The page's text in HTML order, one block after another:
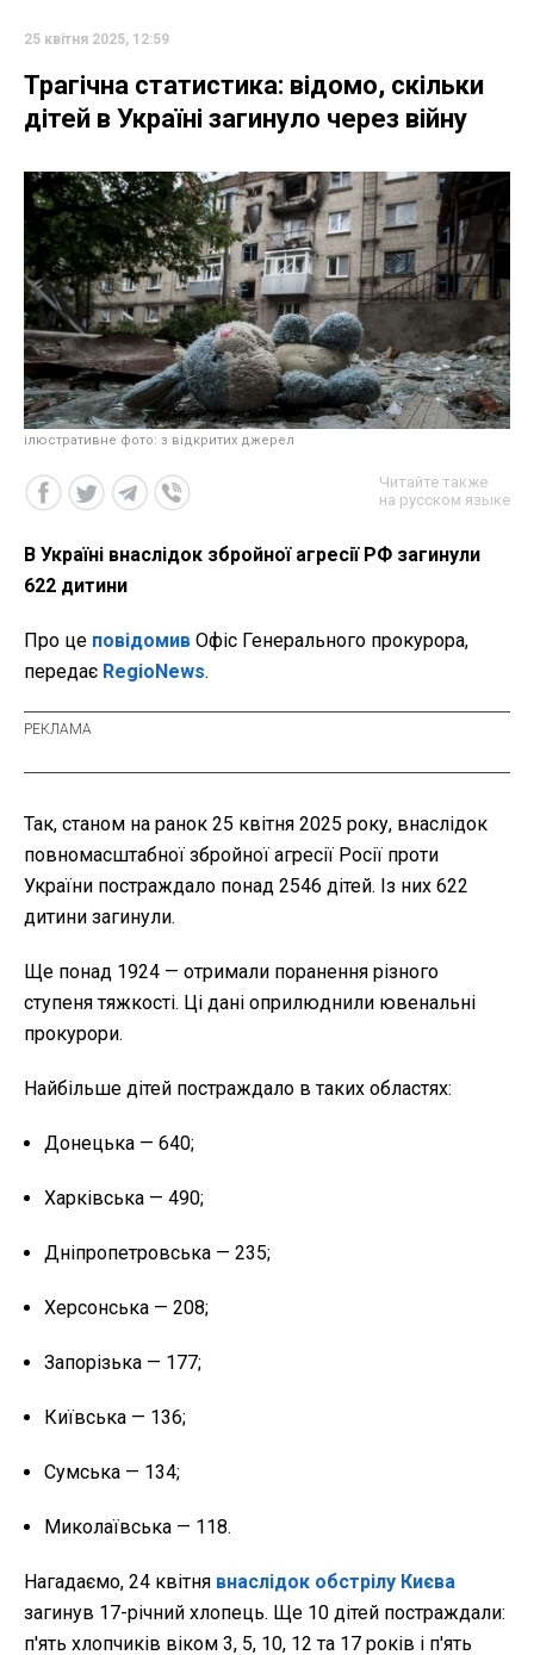
25 квітня 2025, 12:59
Трагічна статистика: відомо, скільки
дітей в Україні загинуло через війну
ілюстративне фото: з відкритих джерел
Читайте также
на русском языке
В Україні внаслідок збройної агресії РФ загинули
622 дитини
Про це повідомив Офіс Генерального прокурора,
передає RegioNews.
Так, станом на ранок 25 квітня 2025 року, внаслідок
повномасштабної збройної агресії Росії проти
України постраждало понад 2546 дітей. Із них 622
дитини загинули.
Ще понад 1924 — отримали поранення різного
ступеня тяжкості. Ці дані оприлюднили ювенальні
прокурори.
Найбільше дітей постраждало в таких областях:
Донецька — 640;
Харківська — 490;
Дніпропетровська — 235;
Херсонська — 208;
Запорізька — 177;
Київська — 136;
Сумська — 134;
Миколаївська — 118.
Нагадаємо, 24 квітня внаслідок обстрілу Києва
загинув 17-річний хлопець. Ще 10 дітей постраждали:
п'ять хлопчиків віком 3, 5, 10, 12 та 17 років і п'ять